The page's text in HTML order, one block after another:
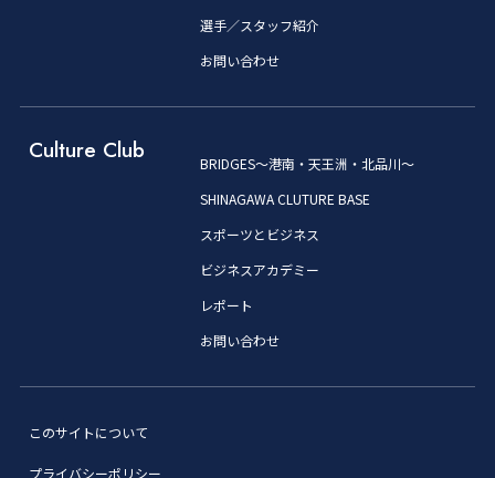
選手／スタッフ紹介
お問い合わせ
Culture Club
BRIDGES～港南・天王洲・北品川～
SHINAGAWA CLUTURE BASE
スポーツとビジネス
ビジネスアカデミー
レポート
お問い合わせ
このサイトについて
プライバシーポリシー